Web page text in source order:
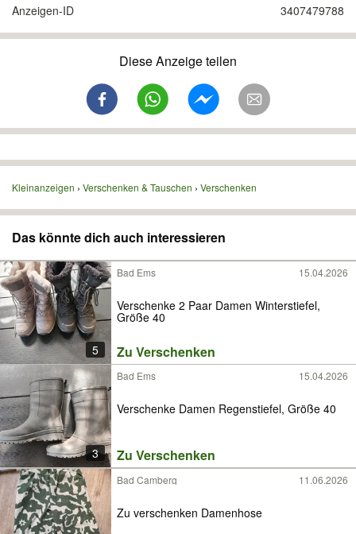
Anzeigen-ID 3407479788
Diese Anzeige teilen
Kleinanzeigen Verschenken & Tauschen Verschenken
Das könnte dich auch interessieren
5
Bad Ems 15.04.2026
Verschenke 2 Paar Damen Winterstiefel,
Größe 40
Zu Verschenken
3
Bad Ems 15.04.2026
Verschenke Damen Regenstiefel, Größe 40
Zu Verschenken
Bad Camberg 11.06.2026
Zu verschenken Damenhose